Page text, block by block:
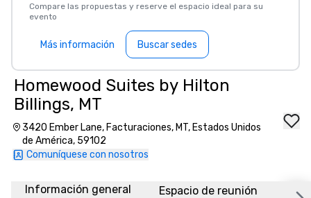
Compare las propuestas y reserve el espacio ideal para su
evento
Más información Buscar sedes
Homewood Suites by Hilton
Billings, MT
3420 Ember Lane, Facturaciones, MT, Estados Unidos
de América, 59102
Comuníquese con nosotros
Información general Espacio de reunión